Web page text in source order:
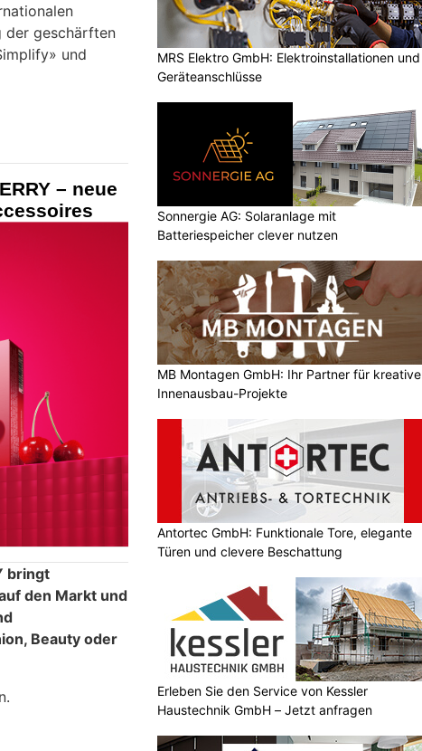
der geschärften
und
– neue
bringt
den Markt und
Beauty oder
MRS Elektro GmbH: Elektroinstallationen und
Geräteanschlüsse
Sonnergie AG: Solaranlage mit
Batteriespeicher clever nutzen
MB Montagen GmbH: Ihr Partner für kreative
Innenausbau-Projekte
Antortec GmbH: Funktionale Tore, elegante
Türen und clevere Beschattung
Erleben Sie den Service von Kessler
Haustechnik GmbH – Jetzt anfragen